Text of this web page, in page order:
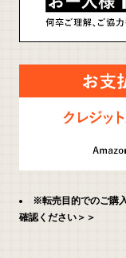
※転売目的でのご購
確認ください＞＞